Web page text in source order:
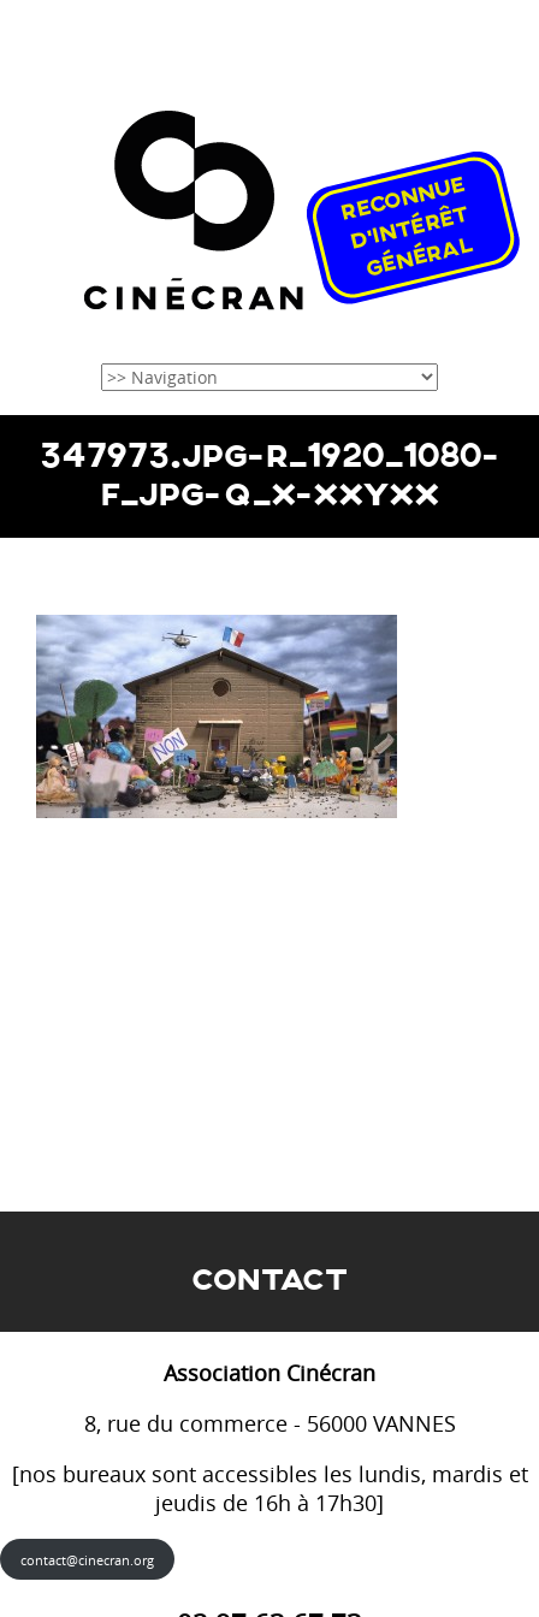
347973.JPG-R_1920_1080-
F_JPG-Q_X-XXYXX
CONTACT
Association Cinécran
8, rue du commerce - 56000 VANNES
[nos bureaux sont accessibles les lundis, mardis et
jeudis de 16h à 17h30]
contact@cinecran.org